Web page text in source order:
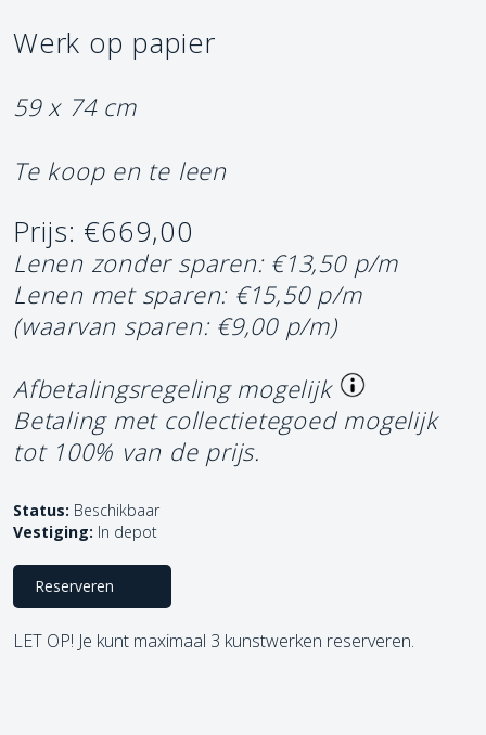
Werk op papier
59 x 74 cm
Te koop en te leen
Prijs: €669,00
Lenen zonder sparen: €13,50 p/m
Lenen met sparen: €15,50 p/m
(waarvan sparen: €9,00 p/m)
Afbetalingsregeling mogelijk
Betaling met collectietegoed mogelijk
tot 100% van de prijs.
Status: Beschikbaar
Vestiging: In depot
Reserveren
LET OP! Je kunt maximaal 3 kunstwerken reserveren.